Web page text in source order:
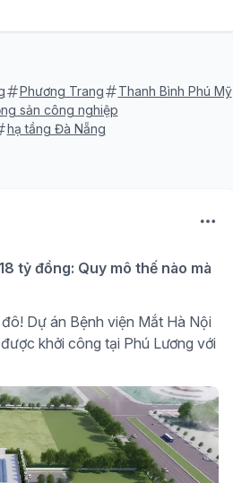
Phương Trang
Thanh Bình Phú Mỹ
sản công nghiệp
hạ tầng Đà Nẵng
tỷ đồng: Quy mô thế nào mà
Dự án Bệnh viện Mắt Hà Nội
khởi công tại Phú Lương với